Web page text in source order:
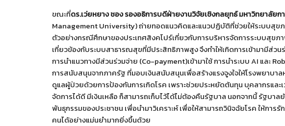
ขณะที่ดร.เว่ยหยาง ชอง รองอธิการบดีฝ่ายงานวิจัยเชิงกลยุทธ์ มหาวิทยาลัยก
Management University) ถ่ายทอดแนวคิดและแนวปฏิบัติที่ช่วยให้ระบบสุข
ตัวอย่างกรณีศึกษาของประเทศสิงคโปร์เกี่ยวกับการบริหารจัดการระบบสุข
เกี่ยวข้องกับระบบสาธารณสุขที่มีประสิทธิภาพสูง จึงทำให้เกิดการเข้ามามีส่ว
การนำแนวทางมีส่วนร่วมจ่าย (Co-payment)เข้ามาใช้ การนำระบบ AI และ
การสนับสนุนจากภาครัฐ ที่มอบเงินสนับสนุนเพื่อสร้างแรงจูงใจให้โรงพยาบาล
ดูแลผู้ป่วยด้วยการป้องกันการเกิดโรค เพราะช่วยประหยัดต้นทุน บุคลากรและ
จัดการได้ดี มีเงินเหลือ ก็สามารถเก็บไว้ได้ไม่ต้องคืนรัฐบาล นอกจากนี้ รัฐบา
พันธุกรรมของประชาชน เพื่อนำมาวิเคราะห์ เพื่อให้สามารถวินิจฉัยโรค ให้การ
คนได้อย่างแม่นยำมากยิ่งขึ้นด้วย